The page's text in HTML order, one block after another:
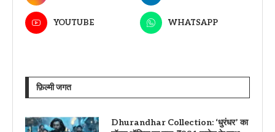
YOUTUBE WHATSAPP
फ़िल्मी जगत
Dhurandhar Collection: ‘धुरंधर’ का